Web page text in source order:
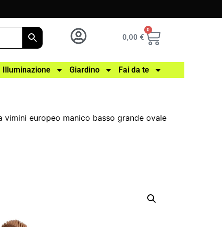
0,00 €
0
Illuminazione Giardino Fai da te
europeo manico basso grande ovale